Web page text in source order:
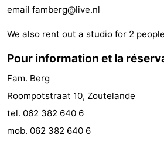
de
vue
-
Terrains
de
-
Aires
-
email famberg@live.nl
We also rent out a studio for 2
Pour information et la
Fam. Berg
Roompotstraat 10, Zoutelande
tel. 062 382 640 6
mob. 062 382 640 6